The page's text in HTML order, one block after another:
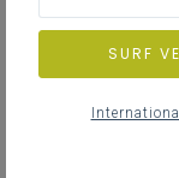
over het item
Hoe?
SURF